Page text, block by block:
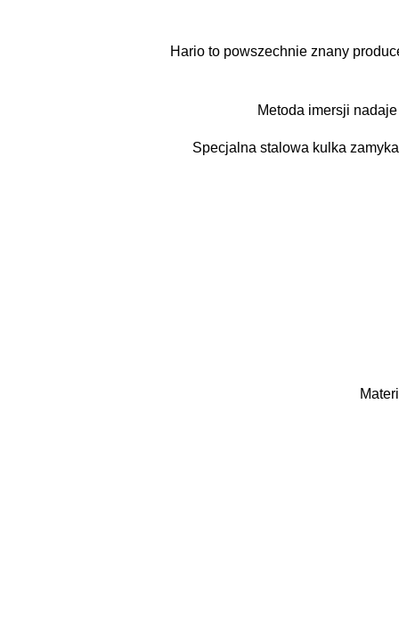
Hario to powszechnie znany
Metoda imersji
Specjalna stalowa kulka